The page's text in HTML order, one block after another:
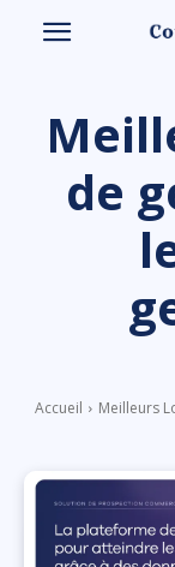
de
Accueil Meilleurs